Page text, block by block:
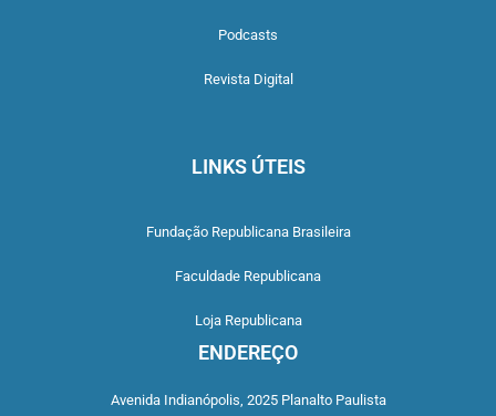
Podcasts
Revista Digital
LINKS ÚTEIS
Fundação Republicana Brasileira
Faculdade Republicana
Loja Republicana
ENDEREÇO
Avenida Indianópolis, 2025 Planalto Paulista